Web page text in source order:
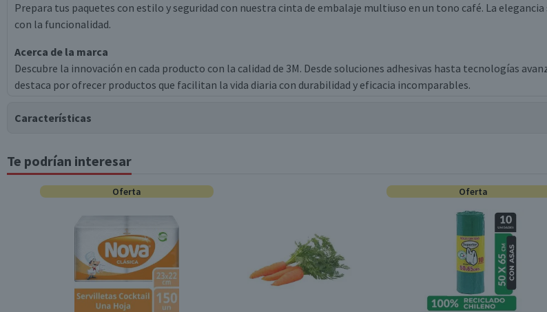
Prepara tus paquetes con estilo y seguridad con nuestra cinta de embalaje multiuso en un tono café. La elegancia
con la funcionalidad.
Acerca de la marca
Descubre la innovación en cada producto con la calidad de 3M. Desde soluciones adhesivas hasta tecnologías
destaca por ofrecer productos que facilitan la vida diaria con durabilidad y eficacia incomparables.
Características
Tipo de Producto
Contenido 1 unidad
Garantía Mínima Legal 6 meses, a partir de la entrega del producto
Te podrían interesar
Oferta Oferta